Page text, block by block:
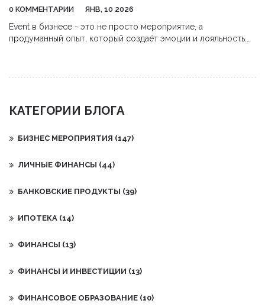
0 КОММЕНТАРИИ ЯНВ, 10 2026
Event в бизнесе - это не просто мероприятие, а
продуманный опыт, который создаёт эмоции и лояльность.
КАТЕГОРИИ БЛОГА
БИЗНЕС МЕРОПРИЯТИЯ (147)
ЛИЧНЫЕ ФИНАНСЫ (44)
БАНКОВСКИЕ ПРОДУКТЫ (39)
ИПОТЕКА (14)
ФИНАНСЫ (13)
ФИНАНСЫ И ИНВЕСТИЦИИ (13)
ФИНАНСОВОЕ ОБРАЗОВАНИЕ (10)